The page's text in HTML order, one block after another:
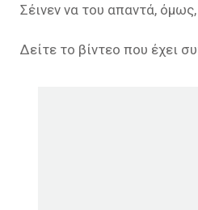
Σέινεν να του απαντά, όμως,
Δείτε το βίντεο που έχει